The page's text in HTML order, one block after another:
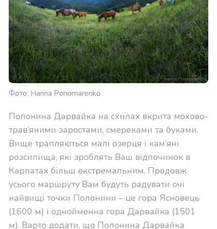
Фото: Hanna Ponomarenko
Полонина Дарвайка на схилах вкрита мохово-
трав’яними заростами, смереками та буками.
Вище трапляються малі озерця і кам’яні
розсипища, які зроблять Ваш відпочинок в
Карпатах більш екстремальним. Продовж
усього маршруту Вам будуть радувати очі
найвищі точки Полонини – це гора Ясновець
(1600 м) і однойменна гора Дарвайка (1501
м). Варто додати, що Полонина Дарвайка